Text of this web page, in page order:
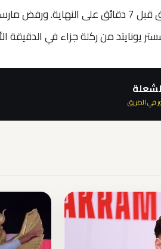
ليقلص الفارق قبل 7 دقائق على
يونايتد من ركلة جزاء في الدقيقة
في الطريق